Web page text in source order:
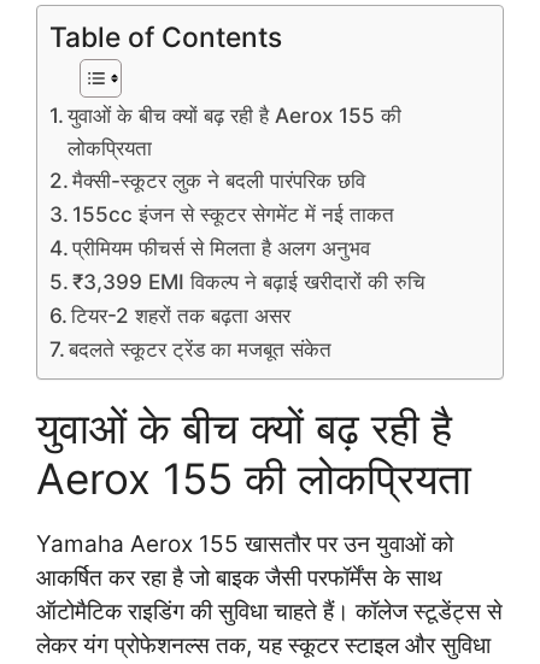
Table of Contents
युवाओं के बीच क्यों बढ़ रही है Aerox 155 की
लोकप्रियता
मैक्सी-स्कूटर लुक ने बदली पारंपरिक छवि
155cc इंजन से स्कूटर सेगमेंट में नई ताकत
प्रीमियम फीचर्स से मिलता है अलग अनुभव
₹3,399 EMI विकल्प ने बढ़ाई खरीदारों की रुचि
टियर-2 शहरों तक बढ़ता असर
बदलते स्कूटर ट्रेंड का मजबूत संकेत
युवाओं के बीच क्यों बढ़ रही है
Aerox 155 की लोकप्रियता
Yamaha Aerox 155 खासतौर पर उन युवाओं को
आकर्षित कर रहा है जो बाइक जैसी परफॉर्मेंस के साथ
ऑटोमैटिक राइडिंग की सुविधा चाहते हैं। कॉलेज स्टूडेंट्स से
लेकर यंग प्रोफेशनल्स तक, यह स्कूटर स्टाइल और सुविधा